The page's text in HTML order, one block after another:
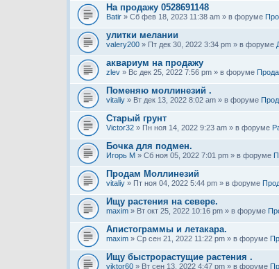
На продажу 0528691148
Batir » Сб фев 18, 2023 11:38 am » в форуме
улитки мелании
valery200 » Пт дек 30, 2022 3:34 pm » в форуме
аквариум на продажу
zlev » Вс дек 25, 2022 7:56 pm » в форуме
Поменяю моллинезий .
vitaliy » Вт дек 13, 2022 8:02 am » в форуме
Старый грунт
Victor32 » Пн ноя 14, 2022 9:23 am » в форуме
Бочка для подмен.
Игорь М » Сб ноя 05, 2022 7:01 pm » в форуме
Продам Моллинезий
vitaliy » Пт ноя 04, 2022 5:44 pm » в форуме
Ищу растения на севере.
maxim » Вт окт 25, 2022 10:16 pm » в форуме
Апистограммы и летакара.
maxim » Ср сен 21, 2022 11:22 pm » в форуме
Ищу быстрорастущие растения .
viktor60 » Вт сен 13, 2022 4:47 pm » в форуме